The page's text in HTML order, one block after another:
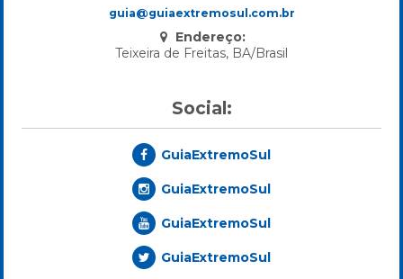
guia@guiaextremosul.com.br
Endereço:
Teixeira de Freitas, BA/Brasil
Social:
GuiaExtremoSul
GuiaExtremoSul
GuiaExtremoSul
GuiaExtremoSul